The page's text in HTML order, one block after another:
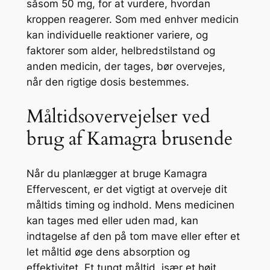
såsom 50 mg, for at vurdere, hvordan
kroppen reagerer. Som med enhver medicin
kan individuelle reaktioner variere, og
faktorer som alder, helbredstilstand og
anden medicin, der tages, bør overvejes,
når den rigtige dosis bestemmes.
Måltidsovervejelser ved
brug af Kamagra brusende
Når du planlægger at bruge Kamagra
Effervescent, er det vigtigt at overveje dit
måltids timing og indhold. Mens medicinen
kan tages med eller uden mad, kan
indtagelse af den på tom mave eller efter et
let måltid øge dens absorption og
effektivitet. Et tungt måltid, især et højt